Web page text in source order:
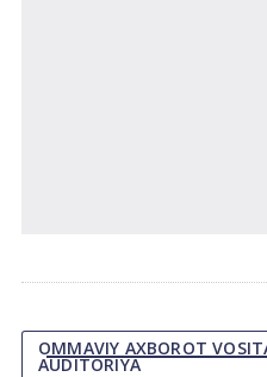
OMMAVIY AXBOROT
AUDITORIYA